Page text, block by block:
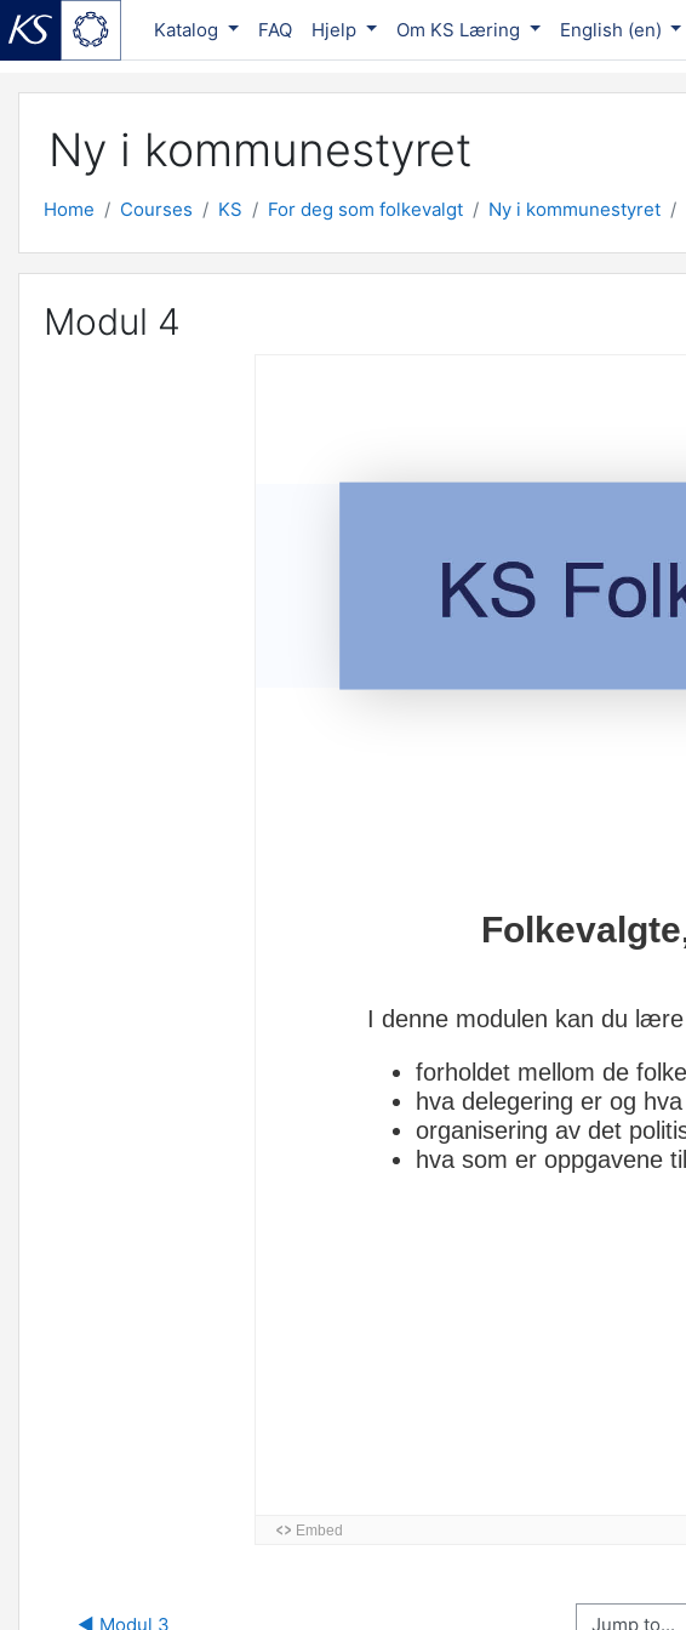
Katalog FAQ Hjelp Om KS Læring English ‎(en)‎
Ny i kommunestyret
Home Courses KS For deg som folkevalgt Ny i kommunestyret
Modul 4
◀︎ Modul 3 Jump to...